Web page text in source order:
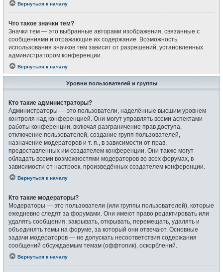
Вернуться к началу
Что такое значки тем?
Значки тем — это выбранные авторами изображения, связанные с
сообщениями и отражающие их содержание. Возможность
использования значков тем зависит от разрешений, установленных
администратором конференции.
Вернуться к началу
Уровни пользователей и группы
Кто такие администраторы?
Администраторы — это пользователи, наделённые высшим уровнем
контроля над конференцией. Они могут управлять всеми аспектами
работы конференции, включая разграничение прав доступа,
отключение пользователей, создание групп пользователей,
назначение модераторов и т. п., в зависимости от прав,
предоставленных им создателем конференции. Они также могут
обладать всеми возможностями модераторов во всех форумах, в
зависимости от настроек, произведённых создателем конференции.
Вернуться к началу
Кто такие модераторы?
Модераторы — это пользователи (или группы пользователей), которые
ежедневно следят за форумами. Они имеют право редактировать или
удалять сообщения, закрывать, открывать, перемещать, удалять и
объединять темы на форуме, за который они отвечают. Основные
задачи модераторов — не допускать несоответствия содержания
сообщений обсуждаемым темам (оффтопик), оскорблений.
Вернуться к началу